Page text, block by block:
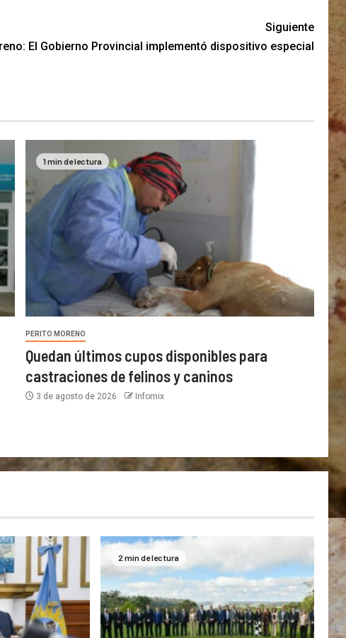
Siguiente
El Gobierno Provincial implementó dispositivo especial
1 min de lectura
PERITO MORENO
Quedan últimos cupos disponibles para
castraciones de felinos y caninos
3 de agosto de 2026 Infomix
2 min de lectura